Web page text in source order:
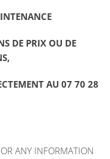
DE PRIX OU DE
AU 07 70 28
ANY INFORMATION